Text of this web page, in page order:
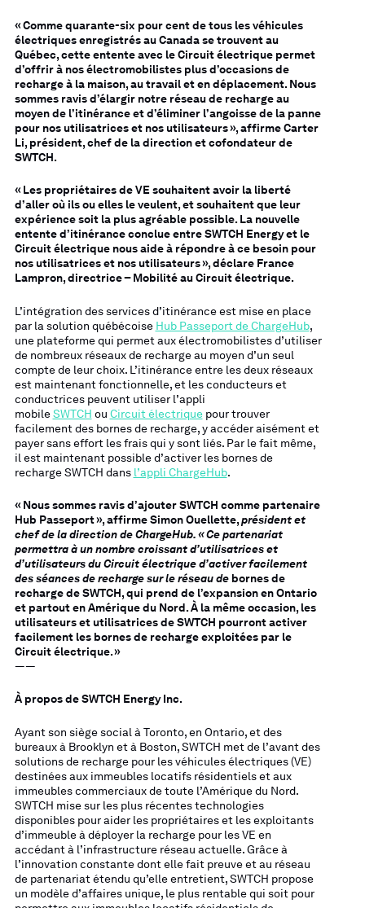
« Comme quarante-six pour cent de tous les véhicules
électriques enregistrés au Canada se trouvent au
Québec, cette entente avec le Circuit électrique permet
d’offrir à nos électromobilistes plus d’occasions de
recharge à la maison, au travail et en déplacement. Nous
sommes ravis d’élargir notre réseau de recharge au
moyen de l’itinérance et d’éliminer l’angoisse de la panne
pour nos utilisatrices et nos utilisateurs », affirme Carter
Li, président, chef de la direction et cofondateur de
SWTCH.
« Les propriétaires de VE souhaitent avoir la liberté
d’aller où ils ou elles le veulent, et souhaitent que leur
expérience soit la plus agréable possible. La nouvelle
entente d’itinérance conclue entre SWTCH Energy et le
Circuit électrique nous aide à répondre à ce besoin pour
nos utilisatrices et nos utilisateurs », déclare France
Lampron, directrice – Mobilité au Circuit électrique.
L’intégration des services d’itinérance est mise en place
par la solution québécoise Hub Passeport de ChargeHub,
une plateforme qui permet aux électromobilistes d’utiliser
de nombreux réseaux de recharge au moyen d’un seul
compte de leur choix. L’itinérance entre les deux réseaux
est maintenant fonctionnelle, et les conducteurs et
conductrices peuvent utiliser l’appli
mobileSWTCH ou Circuit électriquepour trouver
facilement des bornes de recharge, y accéder aisément et
payer sans effort les frais qui y sont liés. Par le fait même,
il est maintenant possible d’activer les bornes de
recharge SWTCH dans l’appli ChargeHub.
« Nous sommes ravis d’ajouter SWTCH comme partenaire
Hub Passeport », affirme Simon Ouellette,président et
chef de la direction de ChargeHub. « Ce partenariat
permettra à un nombre croissant d’utilisatrices et
d’utilisateurs du Circuit électrique d’activer facilement
des séances de recharge sur le réseau de bornes de
recharge de SWTCH, qui prend de l’expansion en Ontario
et partout en Amérique du Nord. À la même occasion, les
utilisateurs et utilisatrices de SWTCH pourront activer
facilement les bornes de recharge exploitées par le
Circuit électrique. »
——
À propos de SWTCH Energy Inc.
Ayant son siège social à Toronto, en Ontario, et des
bureaux à Brooklyn et à Boston, SWTCH met de l’avant des
solutions de recharge pour les véhicules électriques (VE)
destinées aux immeubles locatifs résidentiels et aux
immeubles commerciaux de toute l’Amérique du Nord.
SWTCH mise sur les plus récentes technologies
disponibles pour aider les propriétaires et les exploitants
d’immeuble à déployer la recharge pour les VE en
accédant à l’infrastructure réseau actuelle. Grâce à
l’innovation constante dont elle fait preuve et au réseau
de partenariat étendu qu’elle entretient, SWTCH propose
un modèle d’affaires unique, le plus rentable qui soit pour